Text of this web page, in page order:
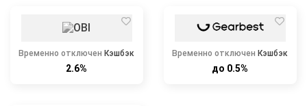
Временно отключен Кэшбэк
2.6%
Временно отключен Кэшбэк
до 0.5%